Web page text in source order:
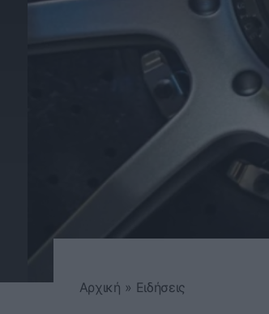
Αρχική » Ειδήσεις